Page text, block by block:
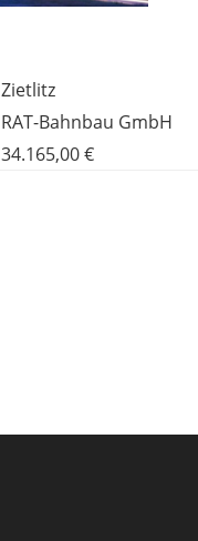
Zietlitz
RAT-Bahnbau GmbH
34.165,00 €